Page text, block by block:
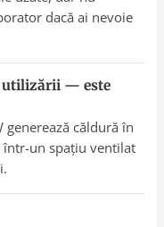
dacă ai nevoie
utilizării — este
generează căldură în
un spațiu ventilat